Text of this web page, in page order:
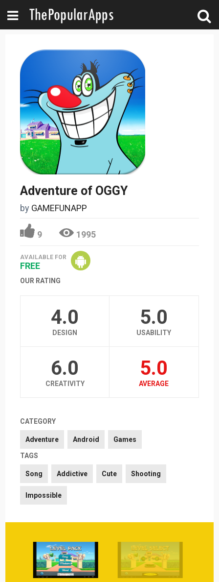
Adventure of OGGY
by GAMEFUNAPP
9 1995
AVAILABLE FOR
FREE
OUR RATING
4.0
DESIGN
5.0
USABILITY
6.0
CREATIVITY
5.0
AVERAGE
CATEGORY
Adventure Android Games
TAGS
Song Addictive Cute Shooting
Impossible